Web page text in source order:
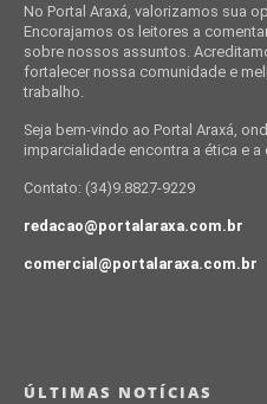
No Portal Araxá, valorizamos sua
Encorajamos os leitores a
sobre nossos assuntos.
fortalecer nossa comunidade e
trabalho.
Seja bem-vindo ao Portal Araxá,
imparcialidade encontra a ética e
Contato: (34)9.8827-9229
redacao@portalaraxa.com.br
comercial@portalaraxa.com.br
ÚLTIMAS NOTÍCIAS